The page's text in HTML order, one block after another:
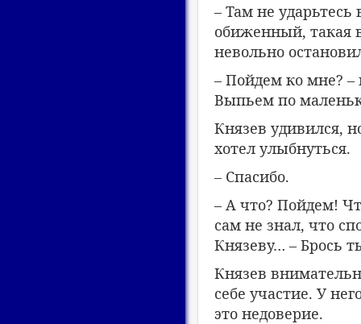
– Там не
обиженный, такая
невольно
– Пойдем ко мне? –
Выпьем по
Князев удивился,
хотел улыбнуться.
– Спасибо.
– А что? Пойдем!
сам не знал, что
Князеву… – Брось
Князев
себе участие. У
это недоверие.